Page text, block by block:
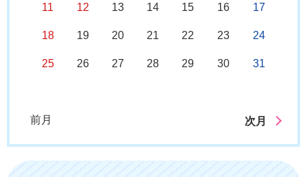
11 12 13 14 15 16 17
18 19 20 21 22 23 24
25 26 27 28 29 30 31
前月 次月